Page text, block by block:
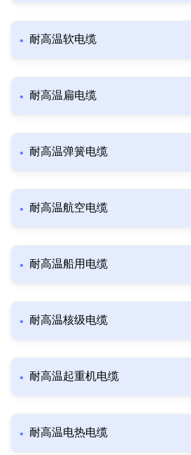
耐高温软电缆
耐高温扁电缆
耐高温弹簧电缆
耐高温航空电缆
耐高温船用电缆
耐高温核级电缆
耐高温起重机电缆
耐高温电热电缆